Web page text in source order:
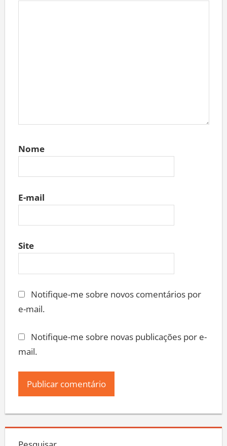
Nome
E-mail
Site
Notifique-me sobre novos comentários por
e-mail.
Notifique-me sobre novas publicações por e-
mail.